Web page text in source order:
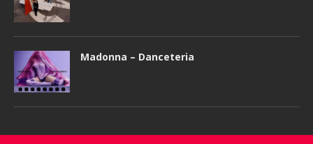
Madonna – Danceteria